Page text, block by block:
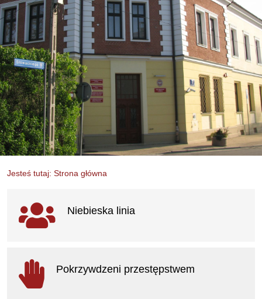
Jesteś tutaj: Strona główna
Ważne linki
Niebieska linia
Pokrzywdzeni przestępstwem